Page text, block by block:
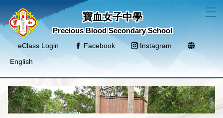
寶血女子中學
Precious Blood Secondary School
eClass Login Facebook
Instagram
English